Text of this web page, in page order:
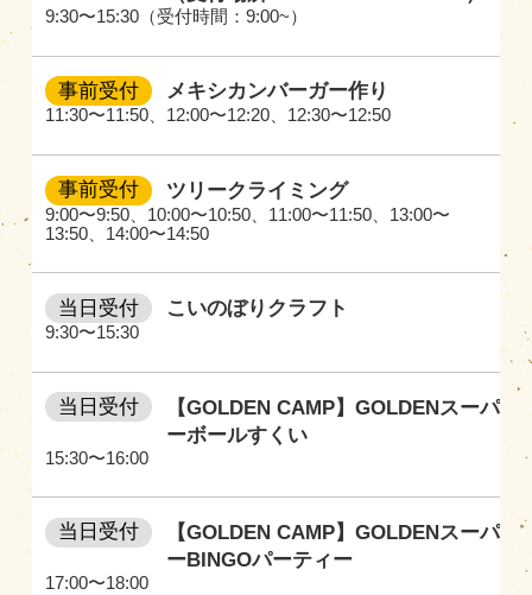
9:30〜15:30（受付時間：9:00~）
11:30〜11:50、 12:00〜12:20、 12:30〜12:50
事前受付 メキシカンバーガー作り
9:00〜9:50 10:00〜10:50 11:00〜11:50
13:00〜
13:50
14:00〜14:50
事前受付 ツリークライミング
9:30〜15:30
当日受付 こいのぼりクラフト
15:30〜16:00
当日受付
【GOLDEN CAMP】GOLDENスーパ
ーボールすくい
17:00〜18:00
当日受付
【GOLDEN CAMP】GOLDENスーパ
ーBINGOパーティー